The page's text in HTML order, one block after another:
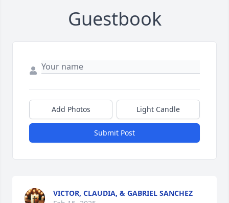
Guestbook
Add Photos Light Candle
Submit Post
VICTOR, CLAUDIA, & GABRIEL SANCHEZ